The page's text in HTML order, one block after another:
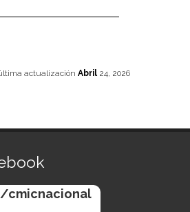
actualización Abril 24, 2026
/cmicnacional